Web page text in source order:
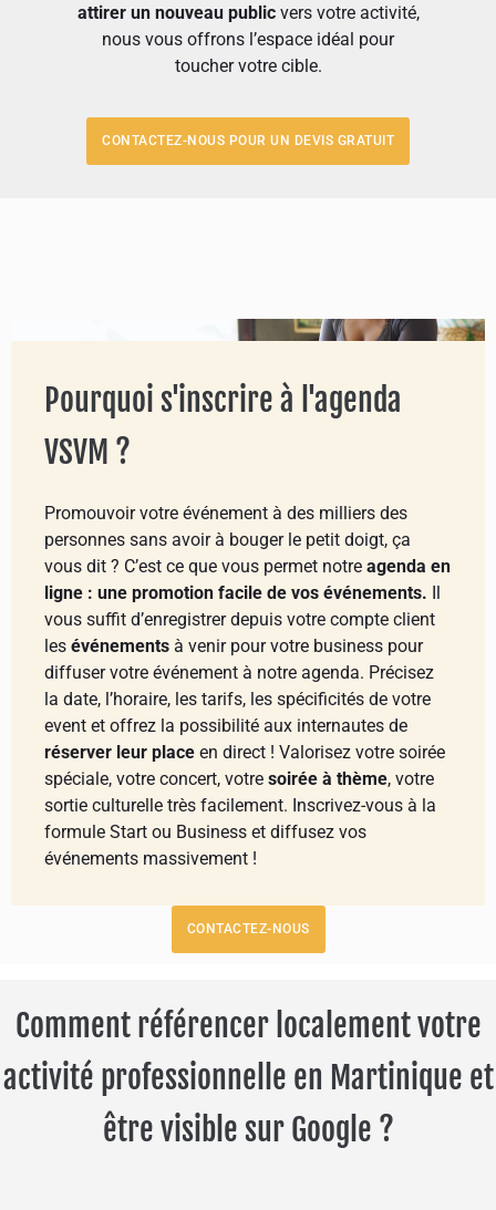
attirer un nouveau publicvers votre activité,
nous vous offrons l’espace idéal pour
toucher votre cible.
CONTACTEZ-NOUS POUR UN DEVIS GRATUIT
Pourquoi s'inscrire à l'agenda
VSVM ?
Promouvoir votre événement à des milliers des
personnes sans avoir à bouger le petit doigt, ça
vous dit ? C’est ce que vous permet notre agenda en
ligne : une promotion facile de vos événements.
vous suffit d’enregistrer depuis votre compte client
les événementsà venir pour votre business pour
diffuser votre événement à notre agenda. Précisez
la date, l’horaire, les tarifs, les spécificités de votre
event et offrez la possibilité aux internautes de
réserver leur placeen direct ! Valorisez votre soirée
spéciale, votre concert, votresoirée à thème, votre
sortie culturelle très facilement. Inscrivez-vous à la
formule Start ou Business et diffusez vos
événements massivement !
CONTACTEZ-NOUS
Comment référencer localement votre
activité professionnelle en Martinique et
être visible sur Google ?